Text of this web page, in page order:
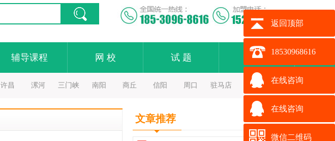
辅导课程 网 校 试 题 加 盟
许昌 漯河 三门峡 南阳 商丘 信阳 周口 驻马店
文章推荐
返回顶部
18530968616
在线咨询
在线咨询
微信二维码